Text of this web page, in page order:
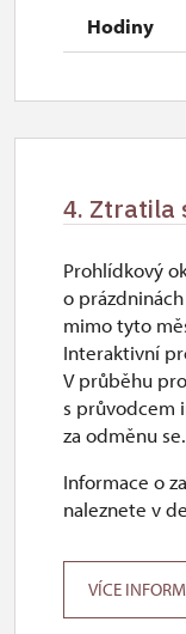
4. Ztratila
Prohlídkový
o
mimo tyto
Interaktivní
V průběhu
s průvodcem
za odměnu
Informace o
naleznete v
VÍCE